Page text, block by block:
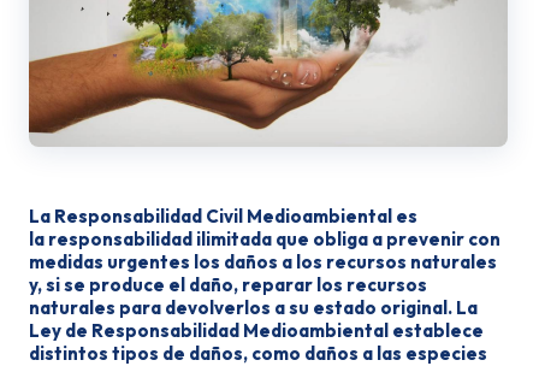
La Responsabilidad Civil Medioambiental es
la responsabilidad ilimitada que obliga a prevenir con
medidas urgentes los daños a los recursos naturales
y, si se produce el daño, reparar los recursos
naturales para devolverlos a su estado original. La
Ley de Responsabilidad Medioambiental establece
distintos tipos de daños, como daños a las especies